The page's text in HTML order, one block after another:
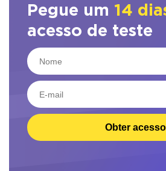
Pegue um 14
acesso de teste
Obter acesso